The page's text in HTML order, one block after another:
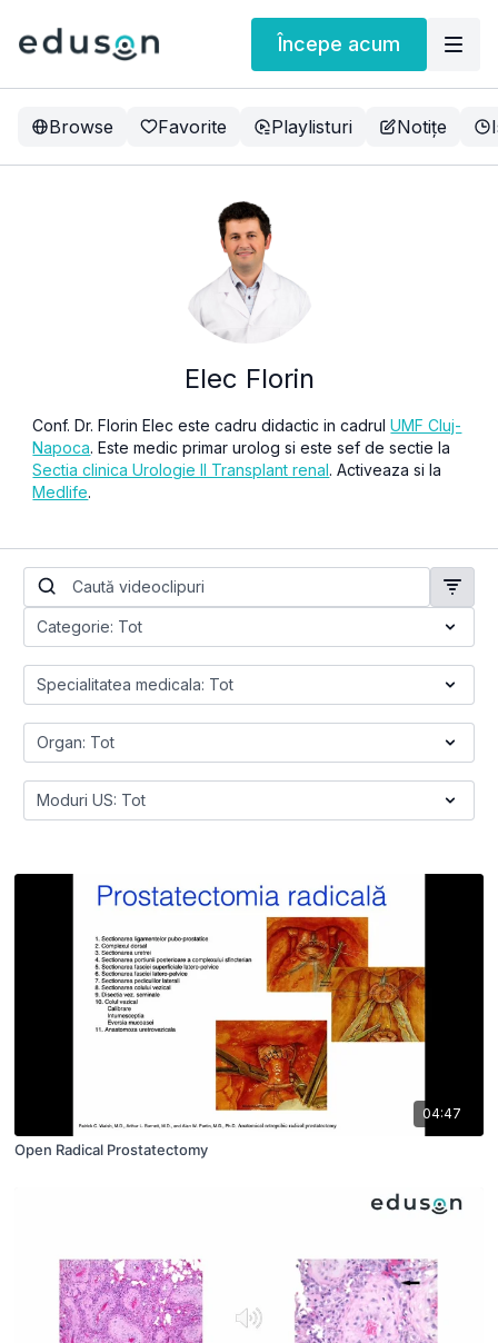
Începe acum
Browse Favorite Playlisturi Notițe
Elec Florin
Conf. Dr. Florin Elec este cadru didactic in cadrulUMF Cluj-
Napoca. Este medic primar urolog si este sef de sectie la
Sectia clinica Urologie II Transplant renal. Activeaza si la
Medlife.
04:47
Open Radical Prostatectomy